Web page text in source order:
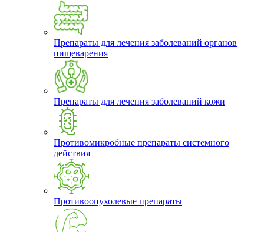
Препараты для лечения заболеваний органов
пищеварения
Препараты для лечения заболеваний кожи
Противомикробные препараты системного
действия
Противоопухолевые препараты